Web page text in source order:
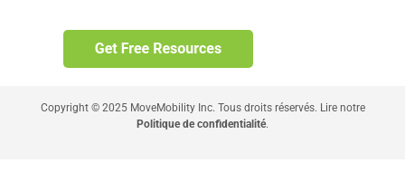
Copyright © 2025 MoveMobility Inc. Tous droits réservés. Lire notre
Politique de confidentialité.